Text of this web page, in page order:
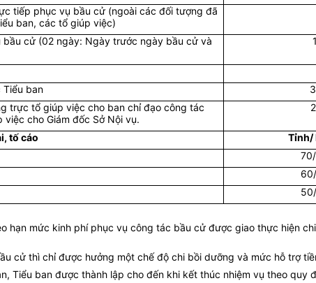
tiếp phục vụ bầu cử (ngoài các đối tượng đã
ban, các tổ giúp việc)
cử (02 ngày: Ngày trước ngày bầu cử và
Tiểu ban
trực tổ giúp việc cho ban chỉ đạo công tác
cho Giám đốc Sở Nội vụ.
tố cáo
Tỉnh/
hạn mức kinh phí phục vụ công tác bầu cử được giao thực hiện
cử thì chỉ được hưởng một chế độ chi bồi dưỡng và mức hỗ trợ
Tiểu ban được thành lập cho đến khi kết thúc nhiệm vụ theo quy